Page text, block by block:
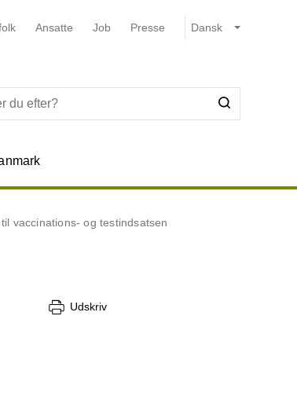
Ansatte Job Presse
vaccinations- og testindsatsen
Udskriv